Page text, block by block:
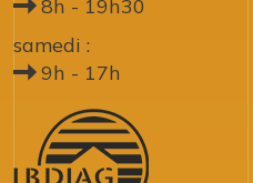
8h - 19h30
samedi :
9h - 17h